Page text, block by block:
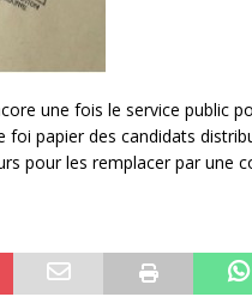
une fois le service public
papier des candidats
pour les remplacer par une